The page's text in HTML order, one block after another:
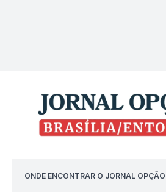
ONDE ENCONTRAR O JORNAL OPÇÃO